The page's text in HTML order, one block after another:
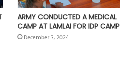
ARMY CONDUCTED A MEDICAL
CAMP AT LAMLAI FOR IDP CAMP
December 3, 2024